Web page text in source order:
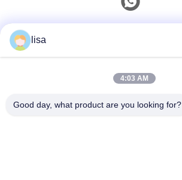
0086-13828861501
lisa
4:03 AM
Good day, what product are you looking for?